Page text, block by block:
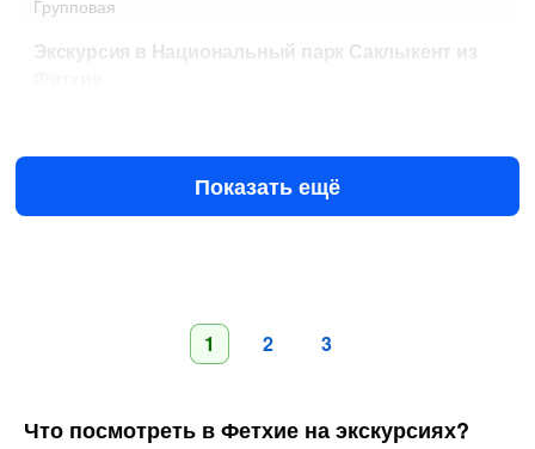
Групповая
Экскурсия в Национальный парк Саклыкент из
€37за человека
Показать ещё
1 2 3
Что посмотреть в Фетхие на экскурсиях?